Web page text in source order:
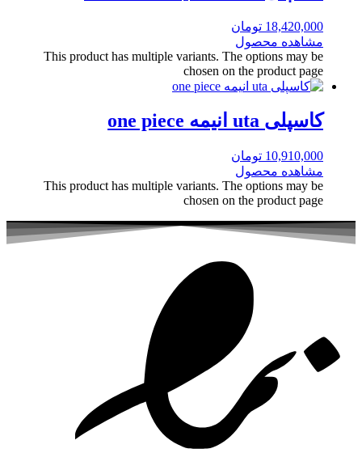
18,420,000 تومان
مشاهده محصول
This product has multiple variants. The options may be
chosen on the product page
کاسپلی uta انیمه one piece
10,910,000 تومان
مشاهده محصول
This product has multiple variants. The options may be
chosen on the product page